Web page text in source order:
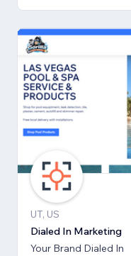
UT, US
Dialed In Marketing
Your Brand Dialed In